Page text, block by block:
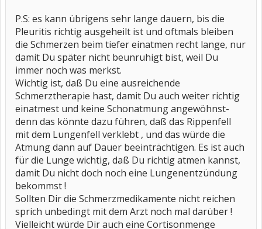
P.S: es kann übrigens sehr lange dauern, bis die
Pleuritis richtig ausgeheilt ist und oftmals bleiben
die Schmerzen beim tiefer einatmen recht lange, nur
damit Du später nicht beunruhigt bist, weil Du
immer noch was merkst.
Wichtig ist, daß Du eine ausreichende
Schmerztherapie hast, damit Du auch weiter richtig
einatmest und keine Schonatmung angewöhnst-
denn das könnte dazu führen, daß das Rippenfell
mit dem Lungenfell verklebt , und das würde die
Atmung dann auf Dauer beeinträchtigen. Es ist auch
für die Lunge wichtig, daß Du richtig atmen kannst,
damit Du nicht doch noch eine Lungenentzündung
bekommst !
Sollten Dir die Schmerzmedikamente nicht reichen
sprich unbedingt mit dem Arzt noch mal darüber !
Vielleicht würde Dir auch eine Cortisonmenge